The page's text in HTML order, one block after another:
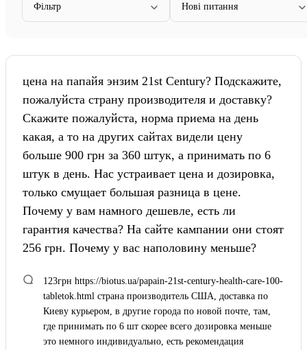
Фільтр Нові питання
цена на папайя энзим 21st Century? Подскажите,
пожалуйста страну производителя и доставку?
Скажите пожалуйста, норма приема на день
какая, а то на других сайтах видели цену
больше 900 грн за 360 штук, а принимать по 6
штук в день. Нас устраивает цена и дозировка,
только смущает большая разница в цене.
Почему у вам намного дешевле, есть ли
гарантия качества? На сайте кампании они стоят
256 грн. Почему у вас наполовину меньше?
123грн https://biotus.ua/papain-21st-century-health-care-100-
tabletok.html страна производитель США, доставка по
Киеву курьером, в другие города по новой почте, там,
где принимать по 6 шт скорее всего дозировка меньше
это немного индивидуально, есть рекомендация